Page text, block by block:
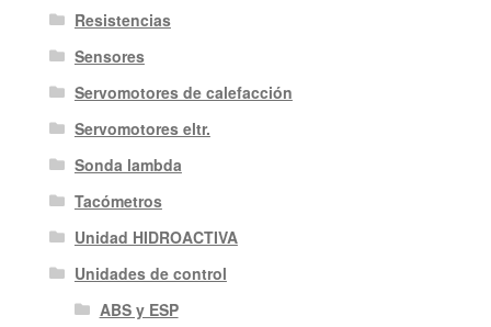
Resistencias
Sensores
Servomotores de calefacción
Servomotores eltr.
Sonda lambda
Tacómetros
Unidad HIDROACTIVA
Unidades de control
ABS y ESP